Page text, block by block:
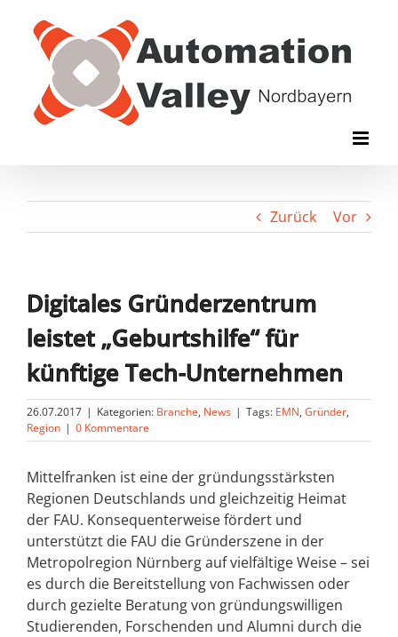
Inhalt
springen
Zurück Vor
Digitales Gründerzentrum
leistet „Geburtshilfe“ für
künftige Tech-Unternehmen
26.07.2017 | Kategorien: Branche, News | Tags: EMN, Gründer,
Region | 0 Kommentare
Mittelfranken ist eine der gründungsstärksten
Regionen Deutschlands und gleichzeitig Heimat
der FAU. Konsequenterweise fördert und
unterstützt die FAU die Gründerszene in der
Metropolregion Nürnberg auf vielfältige Weise – sei
es durch die Bereitstellung von Fachwissen oder
durch gezielte Beratung von gründungswilligen
Studierenden, Forschenden und Alumni durch die